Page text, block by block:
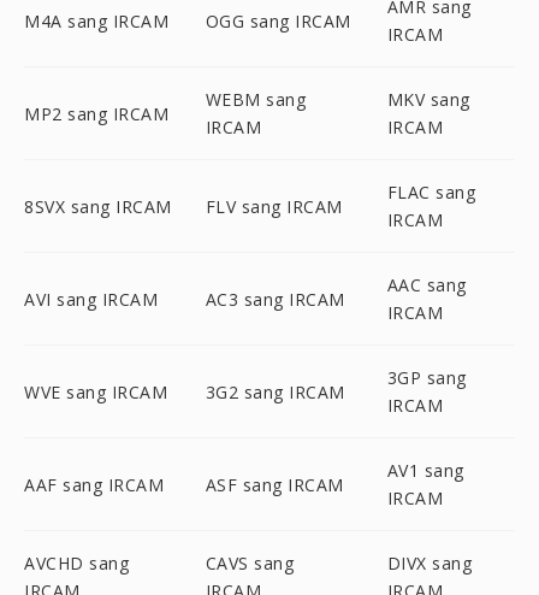
M4A sang IRCAM OGG sang IRCAM
AMR sang
IRCAM
MP2 sang IRCAM
WEBM sang
IRCAM
MKV sang
IRCAM
8SVX sang IRCAM FLV sang IRCAM
FLAC sang
IRCAM
AVI sang IRCAM AC3 sang IRCAM
AAC sang
IRCAM
WVE sang IRCAM 3G2 sang IRCAM
3GP sang
IRCAM
AAF sang IRCAM ASF sang IRCAM
AV1 sang
IRCAM
AVCHD sang
CAVS sang
DIVX sang